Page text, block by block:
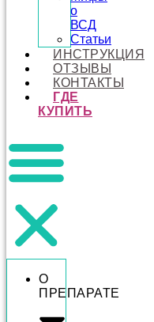
о
ВСД
Статьи
ИНСТРУКЦИЯ
ОТЗЫВЫ
КОНТАКТЫ
ГДЕ
КУПИТЬ
О
ПРЕПАРАТЕ